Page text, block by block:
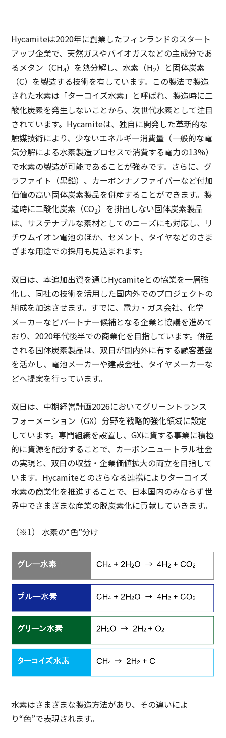
Hycamiteは2020年に創業したフィンランドのスタート
アップ企業で、天然ガスやバイオガスなどの主成分であ
るメタン（CH4）を熱分解し、水素（H2）と固体炭素
（C）を製造する技術を有しています。この製法で製造
された水素は「ターコイズ水素」と呼ばれ、製造時に二
酸化炭素を発生しないことから、次世代水素として注目
されています。Hycamiteは、独自に開発した革新的な
触媒技術により、少ないエネルギー消費量（一般的な電
気分解による水素製造プロセスで消費する電力の13%）
で水素の製造が可能であることが強みです。さらに、グ
ラファイト（黒鉛）、カーボンナノファイバーなど付加
価値の高い固体炭素製品を併産することができます。製
造時に二酸化炭素（CO2）を排出しない固体炭素製品
は、サステナブルな素材としてのニーズにも対応し、リ
チウムイオン電池のほか、セメント、タイヤなどのさま
ざまな用途での採用も見込まれます。
双日は、本追加出資を通じHycamiteとの協業を一層強
化し、同社の技術を活用した国内外でのプロジェクトの
組成を加速させます。すでに、電力・ガス会社、化学
メーカーなどパートナー候補となる企業と協議を進めて
おり、2020年代後半での商業化を目指しています。併産
される固体炭素製品は、双日が国内外に有する顧客基盤
を活かし、電池メーカーや建設会社、タイヤメーカーな
どへ提案を行っています。
双日は、中期経営計画2026においてグリーントランス
フォーメーション（GX）分野を戦略的強化領域に設定
しています。専門組織を設置し、GXに資する事業に積極
的に資源を配分することで、カーボンニュートラル社会
の実現と、双日の収益・企業価値拡大の両立を目指して
います。Hycamiteとのさらなる連携によりターコイズ
水素の商業化を推進することで、日本国内のみならず世
界中でさまざまな産業の脱炭素化に貢献していきます。
（※1） 水素の“色”分け
水素はさまざまな製造方法があり、その違いによ
り“色”で表現されます。